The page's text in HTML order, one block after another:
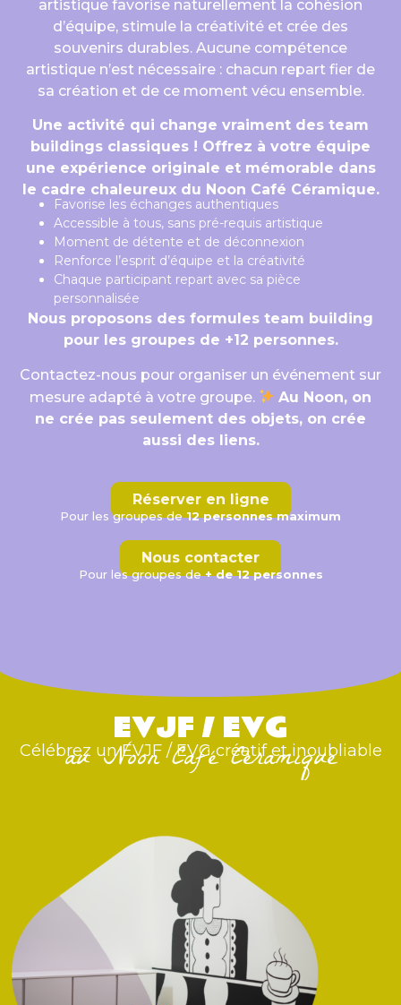
artistique favorise naturellement la cohésion
d’équipe, stimule la créativité et crée des
souvenirs durables. Aucune compétence
artistique n’est nécessaire : chacun repart fier de
sa création et de ce moment vécu ensemble.
Une activité qui change vraiment des team
buildings classiques ! Offrez à votre équipe
une expérience originale et mémorable dans
le cadre chaleureux du Noon Café Céramique.
Favorise les échanges authentiques
Accessible à tous, sans pré-requis artistique
Moment de détente et de déconnexion
Renforce l’esprit d’équipe et la créativité
Chaque participant repart avec sa pièce
personnalisée
Nous proposons des formules team building
pour les groupes de +12 personnes.
Contactez-nous pour organiser un événement sur
mesure adapté à votre groupe.
Au Noon, on
ne crée pas seulement des objets, on crée
aussi des liens.
Réserver en ligne
Pour les groupes de12 personnes maximum
Nous contacter
Pour les groupes de+ de 12 personnes
EVJF / EVG
Célébrez un EVJF / EVG créatif et inoubliable
au Noon Café Céramique